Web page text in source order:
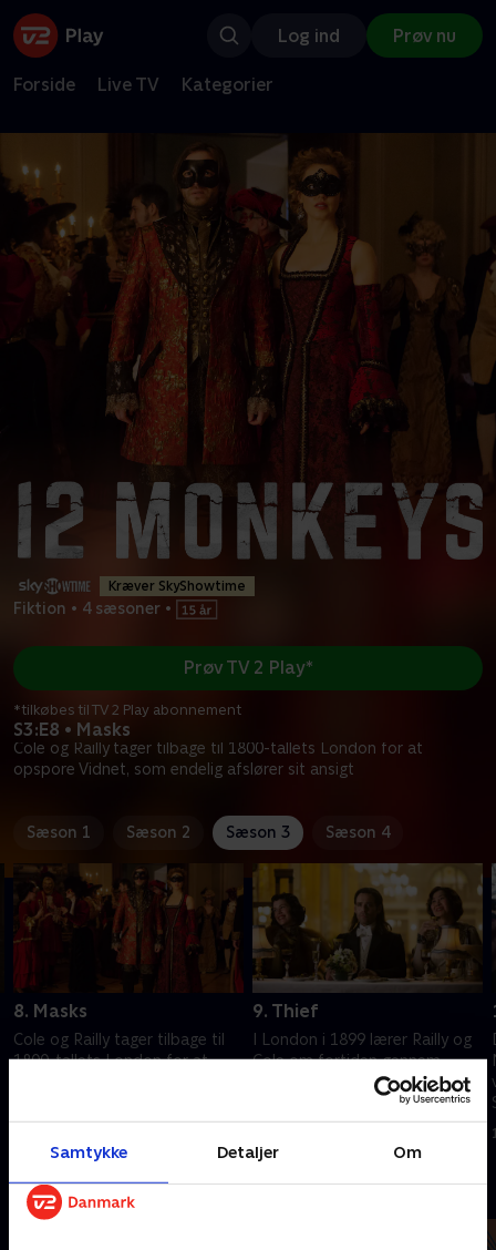
Samtykke Detaljer Om
Log ind Prøv nu
Forside Live TV Kategorier
Kræver SkyShowtime
Fiktion • 4 sæsoner •
S3:E8 • Masks
Cole og Railly tager tilbage til 1800-tallets London for at
opspore Vidnet, som endelig afslører sit ansigt
Prøv TV 2 Play*
*tilkøbes til TV 2 Play abonnement
Sæson 1 Sæson 2 Sæson 3 Sæson 4
8. Masks
Cole og Railly tager tilbage til
1800-tallets London for at
9. Thief
I London i 1899 lærer Railly og
Cole om fortiden gennem
Athans dagbøger og afslører,
hvorfor Vidnet planlægger at
ødelægge tiden og hele
virkeligheden
Andre så også